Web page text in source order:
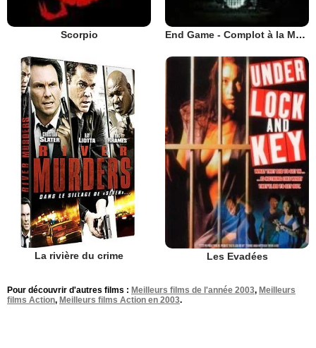
Scorpio End Game - Complot à la Maison Blanche
La rivière du crime Les Evadées
Pour découvrir d'autres films : Meilleurs films de l'année 2003, Meilleurs
films Action, Meilleurs films Action en 2003.